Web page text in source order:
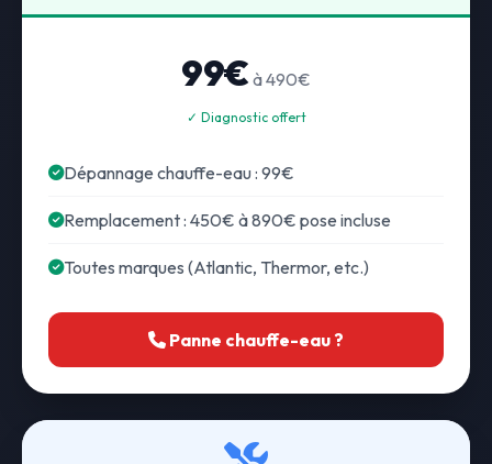
99€ à 490€
✓ Diagnostic offert
Dépannage chauffe-eau : 99€
Remplacement : 450€ à 890€ pose incluse
Toutes marques (Atlantic, Thermor, etc.)
Panne chauffe-eau ?